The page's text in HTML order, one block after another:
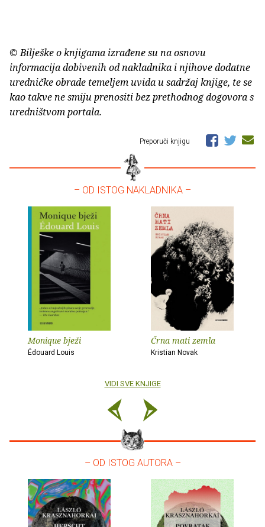
© Bilješke o knjigama izrađene su na osnovu
informacija dobivenih od nakladnika i njihove dodatne
uredničke obrade temeljem uvida u sadržaj knjige, te se
kao takve ne smiju prenositi bez prethodnog dogovora s
uredništvom portala.
Preporuči knjigu
– OD ISTOG NAKLADNIKA –
Monique bježi
Édouard Louis
Črna mati zemla
Kristian Novak
VIDI SVE KNJIGE
– OD ISTOG AUTORA –